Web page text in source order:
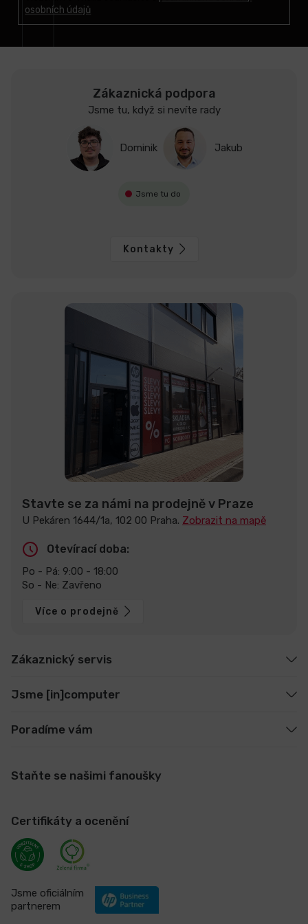
osobních údajů
Zákaznická podpora
Jsme tu, když si nevíte rady
Dominik Jakub
Jsme tu do
Kontakty
Stavte se za námi na prodejně v Praze
U Pekáren 1644/1a, 102 00 Praha. Zobrazit na mapě
Otevírací doba:
Po - Pá: 9:00 - 18:00
So - Ne: Zavřeno
Více o prodejně
Zákaznický servis
Jsme [in]computer
Poradíme vám
Staňte se našimi fanoušky
Certifikáty a ocenění
Jsme oficiálním
partnerem